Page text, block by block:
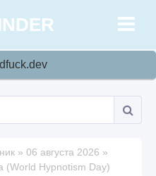
» 06 августа 2026 »
(World Hypnotism Day)